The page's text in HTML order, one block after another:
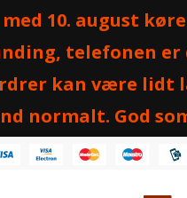
10. august
telefonen er
kan være lidt
normalt. God